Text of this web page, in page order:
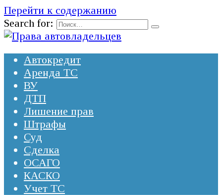
Перейти к содержанию
Search for:
Автокредит
Аренда ТС
ВУ
ДТП
Лишение прав
Штрафы
Суд
Сделка
ОСАГО
КАСКО
Учет ТС